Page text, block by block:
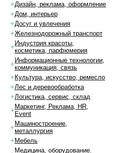
Дизайн, реклама, оформление
Дом, интерьер
Досуг и увлечения
Железнодорожный транспорт
Индустрия красоты,
косметика, парфюмерия
Информационные технологии,
коммуникация, связь
Культура, искусство, ремесло
Лес и деревообработка
Логистика, сервис, склад
Маркетинг, Реклама, HR,
Event
Машиностроение,
металлургия
Мебель
Медицина, оборудование.